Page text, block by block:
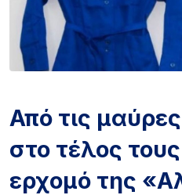
Από τις
στο τέλος
ερχομό της